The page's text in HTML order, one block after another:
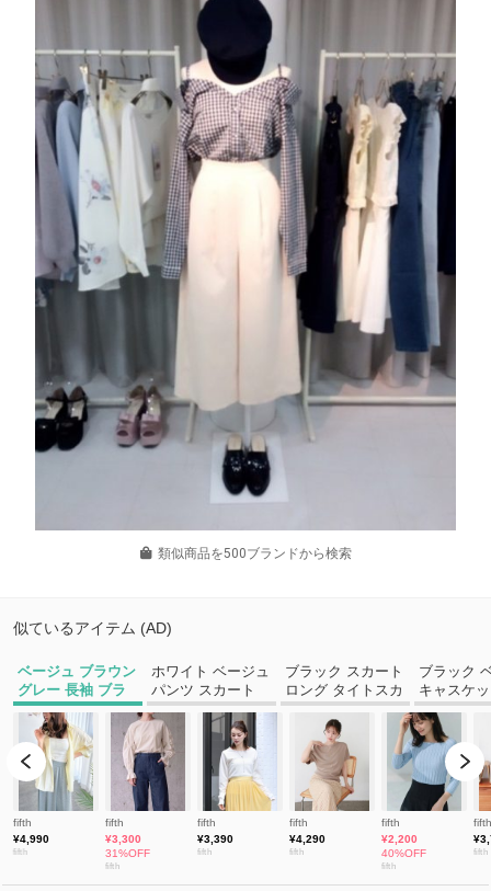
類似商品を500ブランドから検索